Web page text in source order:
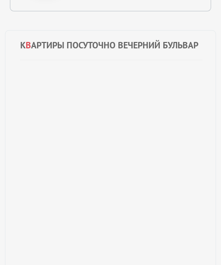
КВАРТИРЫ ПОСУТОЧНО ВЕЧЕРНИЙ БУЛЬВАР